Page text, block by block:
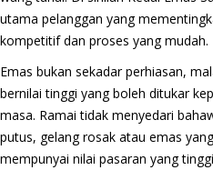
utama pelanggan yang
kompetitif dan proses yang mudah.
Emas bukan sekadar perhiasan,
bernilai tinggi yang boleh ditukar
masa. Ramai tidak menyedari
putus, gelang rosak atau emas
mempunyai nilai pasaran yang